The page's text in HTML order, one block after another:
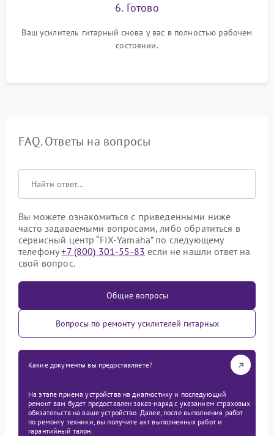
6. Готово
Ваш усилитель гитарный снова у вас в полностью рабочем
состоянии.
FAQ. Ответы на вопросы
Вы можете ознакомиться с приведенными ниже
часто задаваемыми вопросами, либо обратиться в
сервисный центр “FIX-Yamaha” по следующему
телефону+7 (800) 301-55-83 если не нашли ответ на
свой вопрос.
Общие вопросы
Вопросы по ремонту усилителей гитарных
Какие документы вы предоставляете?
На этапе приема устройства на диагностику и последующий
ремонт вам будет предоставлен заказ-наряд с указанием страховых
обязательств на ваше устройство. Далее, после выполнения работ
по ремонту техники, вы получите акт выполненных работ и
гарантийный талон.